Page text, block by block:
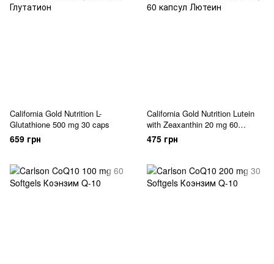
California Gold Nutrition L-
Glutathione 500 mg 30 caps
659 грн
California Gold Nutrition Lutein
with Zeaxanthin 20 mg 60
капсул
475 грн